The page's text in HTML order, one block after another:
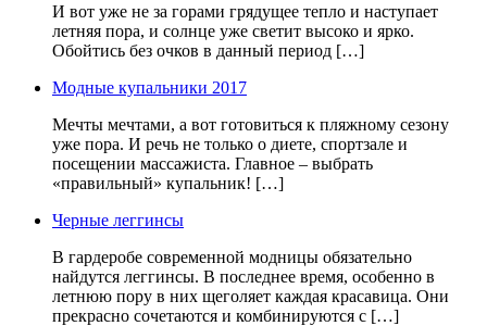
И вот уже не за горами грядущее тепло и наступает
летняя пора, и солнце уже светит высоко и ярко.
Обойтись без очков в данный период […]
Модные купальники 2017
Мечты мечтами, а вот готовиться к пляжному сезону
уже пора. И речь не только о диете, спортзале и
посещении массажиста. Главное – выбрать
«правильный» купальник! […]
Черные леггинсы
В гардеробе современной модницы обязательно
найдутся леггинсы. В последнее время, особенно в
летнюю пору в них щеголяет каждая красавица. Они
прекрасно сочетаются и комбинируются с […]